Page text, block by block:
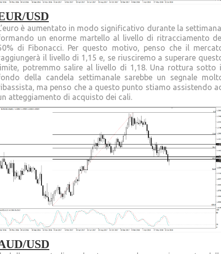
USD
è aumentato in modo significativo durante la
un enorme martello al livello di ritracciamento
di Fibonacci. Per questo motivo, penso che il
il livello di 1,15 e, se riusciremo a superare
potremmo salire al livello di 1,18. Una rottura sotto
della candela settimanale sarebbe un segnale
ma penso che a questo punto stiamo assistendo
atteggiamento di acquisto dei cali.
USD